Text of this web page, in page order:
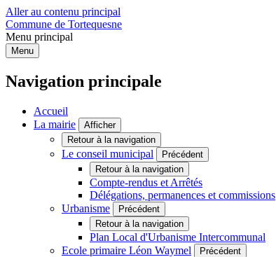
Aller au contenu principal
Commune de Tortequesne
Menu principal
Menu
Navigation principale
Accueil
La mairie
Afficher
Retour à la navigation
Le conseil municipal
Précédent
Retour à la navigation
Compte-rendus et Arrêtés
Délégations, permanences et commissions
Urbanisme
Précédent
Retour à la navigation
Plan Local d'Urbanisme Intercommunal
Ecole primaire Léon Waymel
Précédent